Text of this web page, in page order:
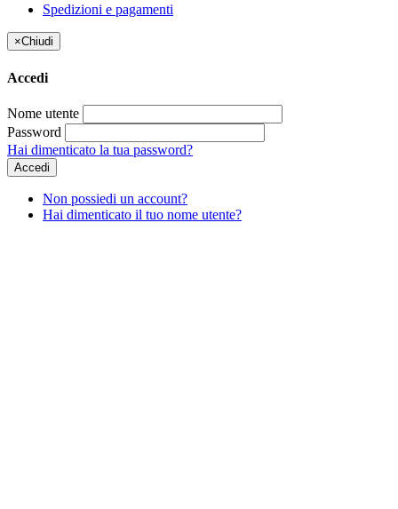
Spedizioni e pagamenti
×Chiudi
Accedi
Nome utente
Password
Hai dimenticato la tua password?
Accedi
Non possiedi un account?
Hai dimenticato il tuo nome utente?